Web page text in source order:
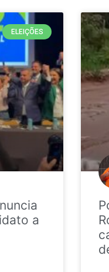
ELEIÇÕES
a